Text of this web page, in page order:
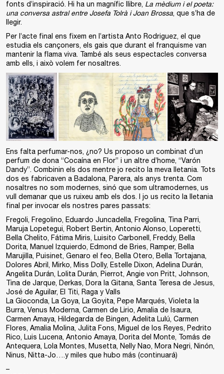
fonts d’inspiració. Hi ha un magnífic llibre, La mèdium i el poeta:
una conversa astral entre Josefa Tolrà i Joan Brossa, que s’ha de
llegir.
Per l’acte final ens fixem en l’artista Anto Rodriguez, el que
estudia els cançoners, els gais que durant el franquisme van
mantenir la flama viva. També als seus espectacles conversa
amb ells, i això volem fer nosaltres.
Ens falta perfumar-nos, ¿no? Us proposo un combinat d’un
perfum de dona “Cocaína en Flor” i un altre d’home, “Varón
Dandy”. Combinin els dos mentre jo recito la meva lletania. Tots
dos es fabricaven a Badalona, Parera, als anys trenta. Com
nosaltres no som modernes, sinó que som ultramodernes, us
vull demanar que us ruixeu amb els dos. I jo us recito la lletania
final per invocar els nostres pares passats:
Fregoli, Fregolino, Eduardo Juncadella, Fregolina, Tina Parri,
Maruja Lopetegui, Robert Bertin, Antonio Alonso, Loperetti,
Bella Chelito, Fátima Miris, Luisito Carbonell, Freddy, Bella
Dorita, Manuel Izquierdo, Edmond de Bries, Ramper, Bella
Marujilla, Puisinet, Genaro el feo, Bella Otero, Bella Tortajana,
Dolores Abril, Mirko, Miss Dolly, Estelle Dixon, Adelina Durán,
Angelita Durán, Lolita Durán, Pierrot, Angie von Pritt, Johnson,
Tina de Jarque, Derkas, Dora la Gitana, Santa Teresa de Jesus,
José de Aguilar, El Titi, Raga y Valls
La Gioconda, La Goya, La Goyita, Pepe Marqués, Violeta la
Burra, Venus Moderna, Carmen de Lirio, Amalia de Isaura,
Carmen Amaya, Hildegarda de Bingen, Adelita Lulú, Carmen
Flores, Amalia Molina, Julita Fons, Miguel de los Reyes, Pedrito
Rico, Luis Lucena, Antonio Amaya, Dorita del Monte, Tomás de
Antequera, Lola Montes, Musetta, Nelly Nao, Mora Negri, Ninón,
Ninus, Nitta-Jo….y miles que hubo más (continuará)
–